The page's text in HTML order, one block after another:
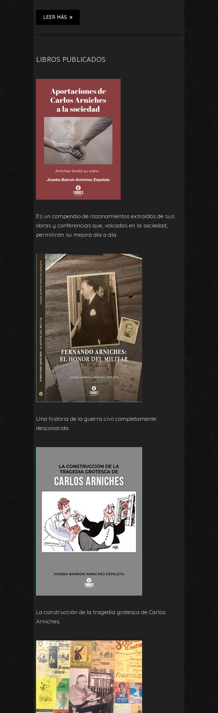
LEER MÁS
LIBROS PUBLICADOS
Es un compendio de razonamientos extraídos de sus
obras y conferencias que, volcados en la sociedad,
permitirán su mejora día a día.
Una historia de la guerra civil completamente
desconocida.
La construcción de la tragedia grotesca de Carlos
Arniches.